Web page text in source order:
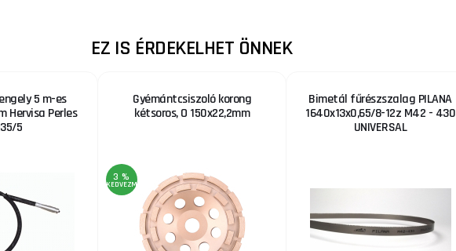
EZ IS ÉRDEKELHET ÖNNEK
5 m-es
Hervisa Perles
5
Gyémántcsiszoló korong
kétsoros, O 150x22,2mm
3 %
KEDVEZMÉNY
Bimetál fűrészszalag PILANA
1640x13x0,65/8-12z M42 - 430
UNIVERSAL